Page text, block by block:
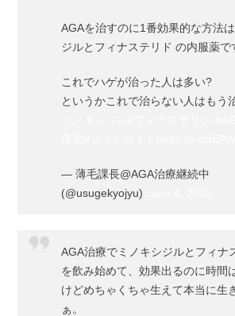
AGAを治すのに1番効果的な方法
ジルとフィナステリド の内服薬で
これでハゲが治った人は多い?
というかこれで治らない人はもう
— 薄毛課長@AGA治療継続中
(@usugekyojyu)
AGA治療でミノキシジルとフィナ
を飲み始めて、効果出るのに時間
けどめちゃくちゃ生えて本当に生
ぁ。